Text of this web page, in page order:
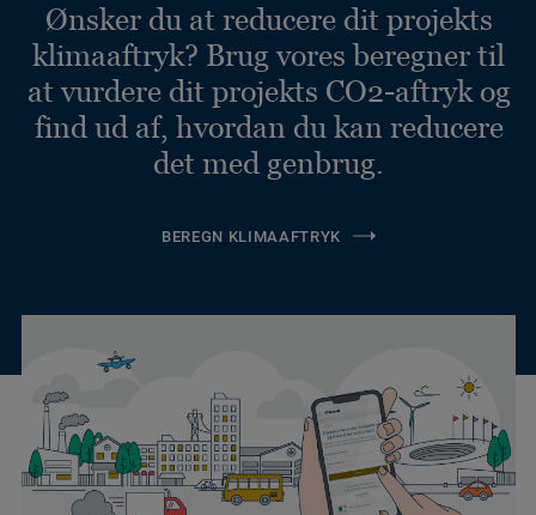
Ønsker du at reducere dit projekts
klimaaftryk? Brug vores beregner til
at vurdere dit projekts CO2-aftryk og
find ud af, hvordan du kan reducere
det med genbrug.
BEREGN KLIMAAFTRYK